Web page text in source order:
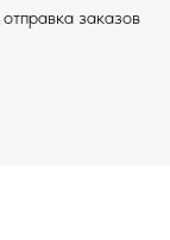
заказов